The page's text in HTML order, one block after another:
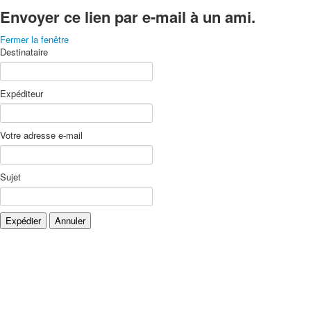
Envoyer ce lien par e-mail à un ami.
Fermer la fenêtre
Destinataire
Expéditeur
Votre adresse e-mail
Sujet
Expédier Annuler